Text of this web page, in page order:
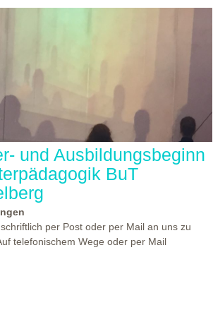
und Ausbildungsbeginn
BuT
per Post oder per Mail an uns zu
telefonischem Wege oder per Mail